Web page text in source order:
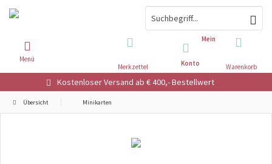
Kostenloser Versand ab € 400,- Bestellwert
Warenkorb
Merkzettel
Mein
Konto
Menü
Übersicht Minikarten